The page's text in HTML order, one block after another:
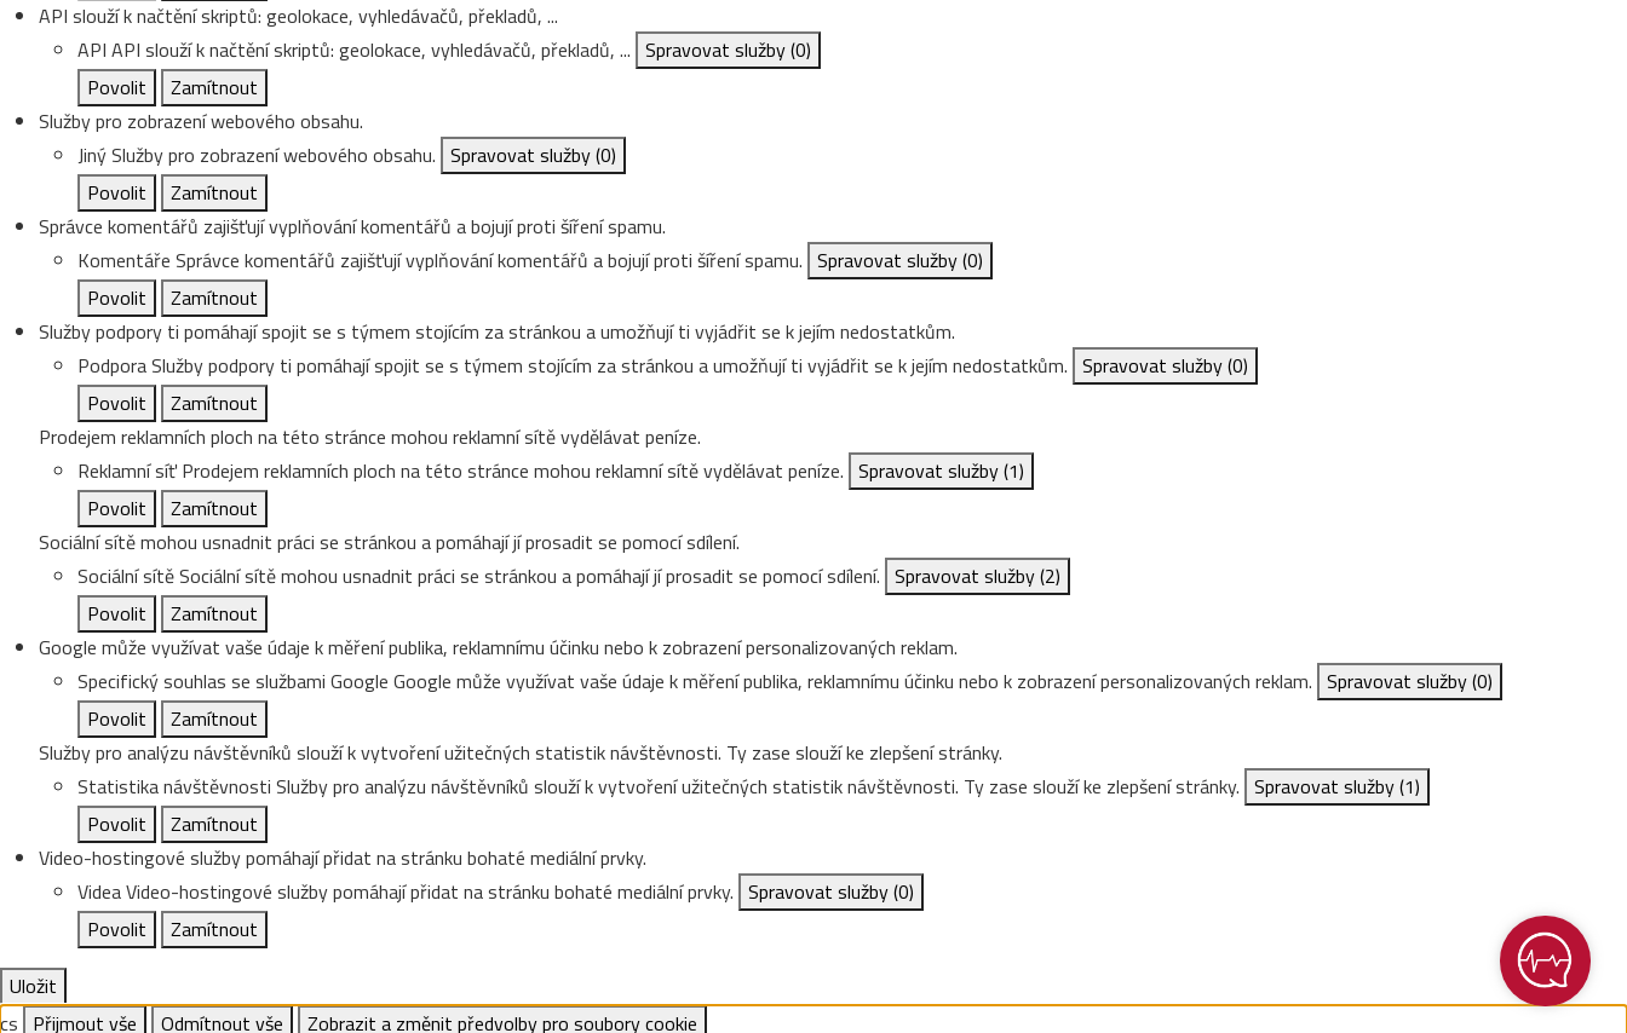
API slouží k načtění skriptů: geolokace, vyhledávačů, překladů, ...
API API slouží k načtění skriptů: geolokace, vyhledávačů, překladů, ... Spravovat služby(0)
Povolit
Zamítnout
Služby pro zobrazení webového obsahu.
JinýSlužby pro zobrazení webového obsahu. Spravovat služby(0)
Povolit
Zamítnout
Správce komentářů zajišťují vyplňování komentářů a bojují proti šíření spamu.
Komentáře Správce komentářů zajišťují vyplňování komentářů a bojují proti šíření spamu. Spravovat služby(0)
Povolit
Zamítnout
Služby podpory ti pomáhají spojit se s týmem stojícím za stránkou a umožňují ti vyjádřit se k jejím nedostatkům.
PodporaSlužby podpory ti pomáhají spojit se s týmem stojícím za stránkou a umožňují ti vyjádřit se k jejím nedostatkům. Spravovat služby(0)
Povolit
Zamítnout
Prodejem reklamních ploch na této stránce mohou reklamní sítě vydělávat peníze.
Reklamní síť Prodejem reklamních ploch na této stránce mohou reklamní sítě vydělávat peníze. Spravovat služby(1)
Povolit
Zamítnout
Sociální sítě mohou usnadnit práci se stránkou a pomáhají jí prosadit se pomocí sdílení.
Sociální sítěSociální sítě mohou usnadnit práci se stránkou a pomáhají jí prosadit se pomocí sdílení. Spravovat služby(2)
Povolit
Zamítnout
Google může využívat vaše údaje k měření publika, reklamnímu účinku nebo k zobrazení personalizovaných reklam.
Specifický souhlas se službami Google Google může využívat vaše údaje k měření publika, reklamnímu účinku nebo k zobrazení personalizovaných reklam. Spravovat služby(0)
Povolit
Zamítnout
Služby pro analýzu návštěvníků slouží k vytvoření užitečných statistik návštěvnosti. Ty zase slouží ke zlepšení stránky.
Statistika návštěvnosti Služby pro analýzu návštěvníků slouží k vytvoření užitečných statistik návštěvnosti. Ty zase slouží ke zlepšení stránky. Spravovat služby(1)
Povolit
Zamítnout
Video-hostingové služby pomáhají přidat na stránku bohaté mediální prvky.
VideaVideo-hostingové služby pomáhají přidat na stránku bohaté mediální prvky. Spravovat služby(0)
Povolit
Zamítnout
Uložit
cs Přijmout vše Odmítnout vše Zobrazit a změnit předvolby pro soubory cookie